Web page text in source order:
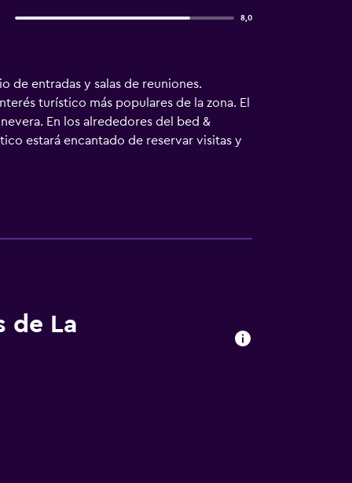
8,0
de entradas y salas de reuniones.
turístico más populares de la zona. El
En los alrededores del bed &
estará encantado de reservar visitas y
de La